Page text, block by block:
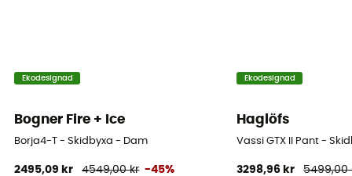
Ekodesignad
Bogner Fire + Ice
Borja4-T - Skidbyxa - Dam
2495,09 kr 4549,00 kr -45%
Ekodesignad
Haglöfs
Vassi GTX II Pant -
3298,96 kr 5499,00